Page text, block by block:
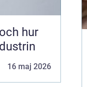
hur
16 maj 2026